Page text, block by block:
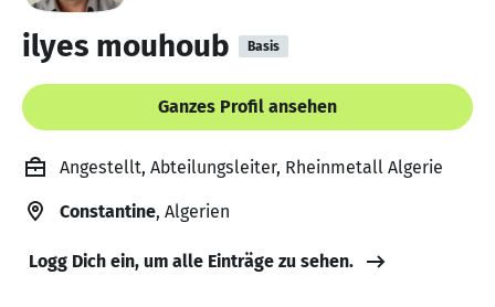
ilyes mouhoub Basis
Ganzes Profil ansehen
Angestellt, Abteilungsleiter, Rheinmetall Algerie
Constantine, Algerien
Logg Dich ein, um alle Einträge zu sehen.